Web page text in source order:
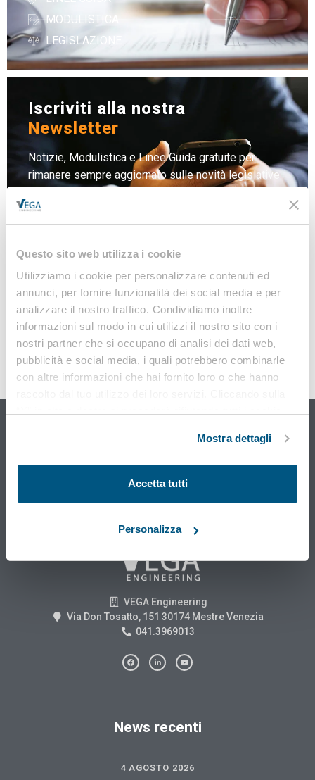
Questo sito web utilizza i cookie
Utilizziamo i cookie per personalizzare contenuti ed
annunci, per fornire funzionalità dei social media e per
analizzare il nostro traffico. Condividiamo inoltre
informazioni sul modo in cui utilizzi il nostro sito con i
nostri partner che si occupano di analisi dei dati web,
pubblicità e social media, i quali potrebbero combinarle
con altre informazioni che hai fornito loro o che hanno
Mostra dettagli
Accetta tutti
Personalizza
MODULISTICA
LEGISLAZIONE
Iscriviti alla nostra
Newsletter
Notizie, Modulistica e Linee Guida gratuite per
rimanere sempre aggiornato sulle novità legislative
Osservatorio sicurezza sul
SCOPRI DI PIÙ
VEGA Engineering
Via Don Tosatto, 151 30174 Mestre Venezia
041.3969013
News recenti
4 AGOSTO 2026